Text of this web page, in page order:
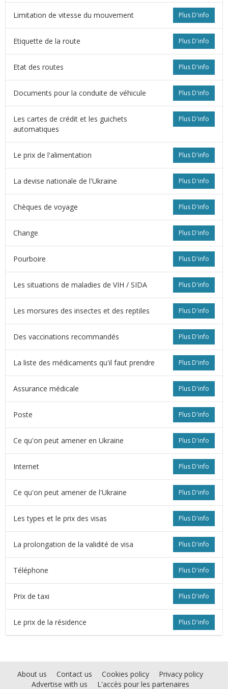
Plus D'info
Limitation de vitesse du mouvement
Plus D'info
Etiquette de la route
Plus D'info
Etat des routes
Plus D'info
Documents pour la conduite de véhicule
Plus D'info
Les cartes de crédit et les guichets
automatiques
Plus D'info
Le prix de l'alimentation
Plus D'info
La devise nationale de l'Ukraine
Plus D'info
Сhèques de voyage
Plus D'info
Change
Plus D'info
Pourboire
Plus D'info
Les situations de maladies de VIH / SIDA
Plus D'info
Les morsures des insectes et des reptiles
Plus D'info
Des vaccinations recommandés
Plus D'info
La liste des médicaments qu'il faut prendre
Plus D'info
Assurance médicale
Plus D'info
Poste
Plus D'info
Ce qu'on peut amener en Ukraine
Plus D'info
Internet
Plus D'info
Ce qu'on peut amener de l'Ukraine
Plus D'info
Les types et le prix des visas
Plus D'info
La prolongation de la validité de visa
Plus D'info
Téléphone
Plus D'info
Prix de taxi
Plus D'info
Le prix de la résidence
About us Contact us Cookies policy
Privacy policy
Advertise with us
L'accès pour les partenaires